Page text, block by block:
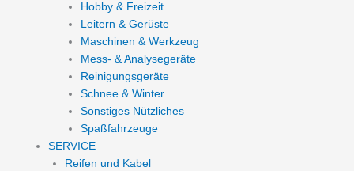
Hobby & Freizeit
Leitern & Gerüste
Maschinen & Werkzeug
Mess- & Analysegeräte
Reinigungsgeräte
Schnee & Winter
Sonstiges Nützliches
Spaßfahrzeuge
SERVICE
Reifen und Kabel